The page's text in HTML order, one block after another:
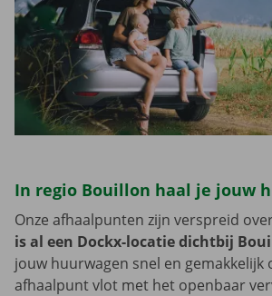
In regio Bouillon haal je jouw
Onze afhaalpunten zijn verspreid
is al een Dockx-locatie dichtbij
jouw huurwagen snel en gemakkelijk
afhaalpunt vlot met het openbaar